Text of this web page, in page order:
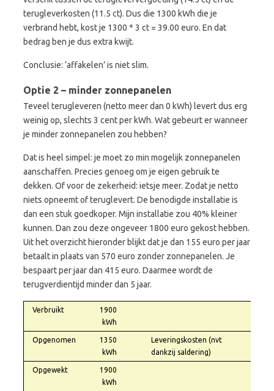
terugleverkosten (11.5 ct). Dus die 1300 kWh die je
verbrand hebt, kost je 1300 * 3 ct = 39.00 euro. En dat
bedrag ben je dus extra kwijt.
Conclusie: ‘affakelen’ is niet slim.
Optie 2 – minder zonnepanelen
Teveel terugleveren (netto meer dan 0 kWh) levert dus erg
weinig op, slechts 3 cent per kWh. Wat gebeurt er wanneer
je minder zonnepanelen zou hebben?
Dat is heel simpel: je moet zo min mogelijk zonnepanelen
aanschaffen. Precies genoeg om je eigen gebruik te
dekken. Of voor de zekerheid: ietsje meer. Zodat je netto
niets opneemt of teruglevert. De benodigde installatie is
dan een stuk goedkoper. Mijn installatie zou 40% kleiner
kunnen. Dan zou deze ongeveer 1800 euro gekost hebben.
Uit het overzicht hieronder blijkt dat je dan 155 euro per jaar
betaalt in plaats van 570 euro zonder zonnepanelen. Je
bespaart per jaar dan 415 euro. Daarmee wordt de
terugverdientijd minder dan 5 jaar.
Verbruikt
1900
kWh
Opgenomen
1350
kWh
Leveringskosten (nvt
dankzij saldering)
Opgewekt
1900
kWh